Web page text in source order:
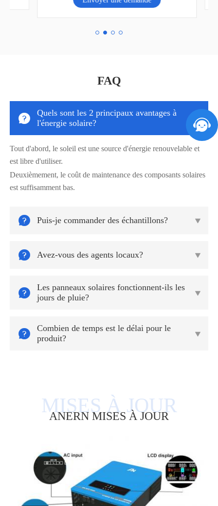
FAQ

Quels sont les 2 principaux avantages à
l'énergie solaire?

Tout d'abord, le soleil est une source d'énergie renouvelable et
est libre d'utiliser.
Deuxièmement, le coût de maintenance des composants solaires
est suffisamment bas.
 Puis-je commander des échantillons? 
 Avez-vous des agents locaux? 

Les panneaux solaires fonctionnent-ils les
jours de pluie?


Combien de temps est le délai pour le
produit?

ANERN MISES À JOUR